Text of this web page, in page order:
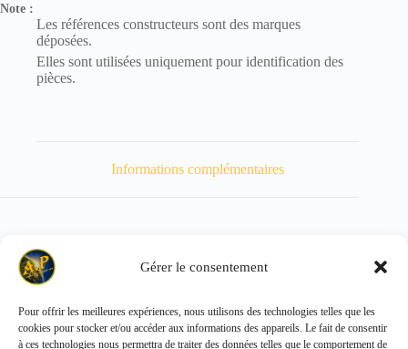
Gérer le consentement
Pour offrir les meilleures expériences, nous utilisons des technologies telles que les
cookies pour stocker et/ou accéder aux informations des appareils. Le fait de consentir
à ces technologies nous permettra de traiter des données telles que le comportement de
Note :
Les références constructeurs sont des marques
déposées.
Elles sont utilisées uniquement pour identification des
pièces.
Informations complémentaires
Poids 12 kg
Copyright © 2026 - ALL PARTS FRANCE SAS